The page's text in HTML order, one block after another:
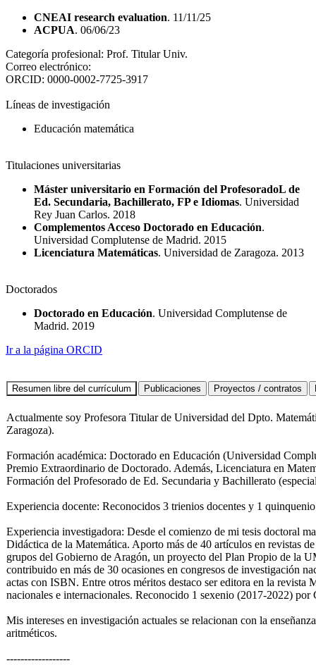
CNEAI research evaluation. 11/11/25
ACPUA. 06/06/23
Categoría profesional: Prof. Titular Univ.
Correo electrónico:
ORCID: 0000-0002-7725-3917
Líneas de investigación
Educación matemática
Titulaciones universitarias
Máster universitario en Formación del ProfesoradoL de
Ed. Secundaria, Bachillerato, FP e Idiomas. Universidad
Rey Juan Carlos. 2018
Complementos Acceso Doctorado en Educación.
Universidad Complutense de Madrid. 2015
Licenciatura Matemáticas. Universidad de Zaragoza. 2013
Doctorados
Doctorado en Educación. Universidad Complutense de
Madrid. 2019
Ir a la página ORCID
Actualmente soy Profesora Titular de Universidad del Dpto.
Zaragoza).
Formación académica: Doctorado en Educación (Universidad
Premio Extraordinario de Doctorado. Además, Licenciatura en
Formación del Profesorado de Ed. Secundaria y Bachillerato
Experiencia docente: Reconocidos 3 trienios docentes y 1
Experiencia investigadora: Desde el comienzo de mi tesis doctoral
Didáctica de la Matemática. Aporto más de 40 artículos en revistas
grupos del Gobierno de Aragón, un proyecto del Plan Propio de la
contribuido en más de 30 ocasiones en congresos de investigación
actas con ISBN. Entre otros méritos destaco ser editora en la revista
nacionales e internacionales. Reconocido 1 sexenio (2017-2022)
Mis intereses en investigación actuales se relacionan con la
aritméticos.
------------------